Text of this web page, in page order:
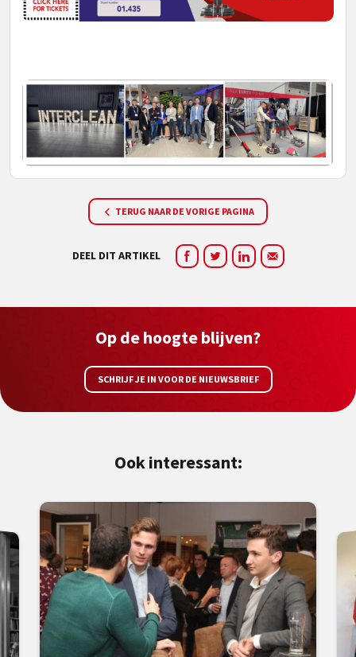
TERUG NAAR DE VORIGE PAGINA
DEEL DIT ARTIKEL
Op de hoogte blijven?
SCHRIJF JE IN VOOR DE NIEUWSBRIEF
Ook interessant: